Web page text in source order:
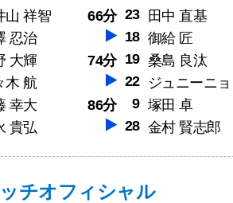
山 祥智
忍治
大輝
木 航
幸大
貴弘
66分 23
田中 直基
18 御給 匠
74分 19 桑島 良汰
22
ジュニーニョ
86分
9 塚田 卓
28 金村 賢志郎
チオフィシャル